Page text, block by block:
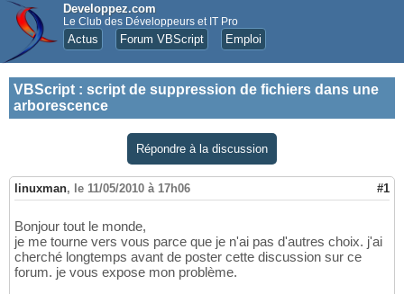
Developpez.com
Le Club des Développeurs et IT Pro
Actus Forum VBScript Emploi
VBScript : script de suppression de fichiers dans une
arborescence
Répondre à la discussion
linuxman, le 11/05/2010 à 17h06 #1
Bonjour tout le monde,
je me tourne vers vous parce que je n'ai pas d'autres choix. j'ai
cherché longtemps avant de poster cette discussion sur ce
forum. je vous expose mon problème.